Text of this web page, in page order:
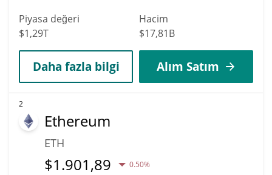
Piyasa değeri
$1,29T
Hacim
$17,81B
Daha fazla bilgi Alım Satım
2
Ethereum
ETH
$1.901,89 0.50%